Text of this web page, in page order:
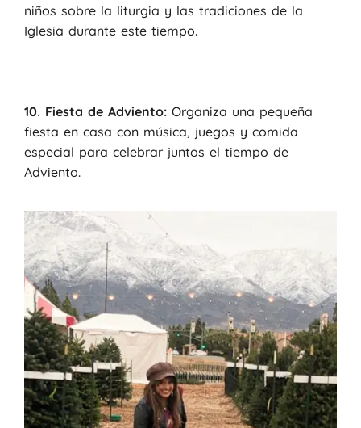
niños sobre la liturgia y las tradiciones de la
Iglesia durante este tiempo.
10. Fiesta de Adviento: Organiza una pequeña
fiesta en casa con música, juegos y comida
especial para celebrar juntos el tiempo de
Adviento.